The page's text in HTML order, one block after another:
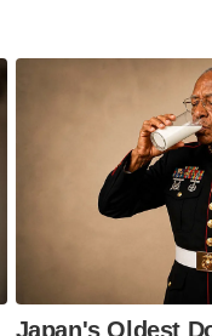
Japan's Oldest